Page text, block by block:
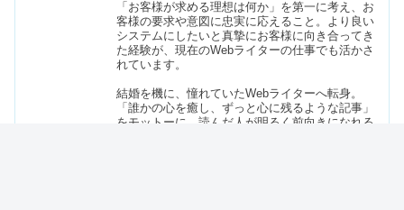
結婚線の当たる確率は？枝分かれ・フ
ィッシュ｜手相が50歳以上？
「お客様が求める理想は何か」を第一に考え、お
客様の要求や意図に忠実に応えること。より良い
システムにしたいと真摯にお客様に向き合ってき
た経験が、現在のWebライターの仕事でも活かさ
れています。
結婚を機に、憧れていたWebライターへ転身。
「誰かの心を癒し、ずっと心に残るような記事」
をモットーに、読んだ人が明るく前向きになれる